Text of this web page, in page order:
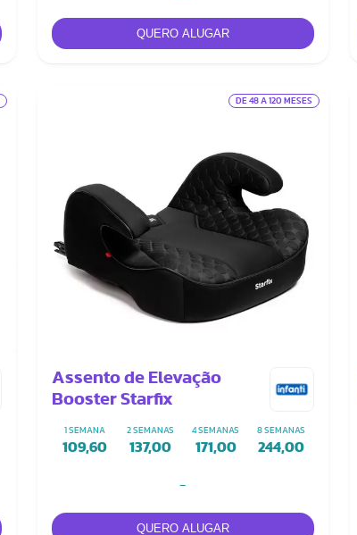
DE 48 A 120 MESES
Assento de Elevação
Booster Starfix
1 SEMANA
109,60
2 SEMANAS
137,00
4 SEMANAS
171,00
8 SEMANAS
244,00
-